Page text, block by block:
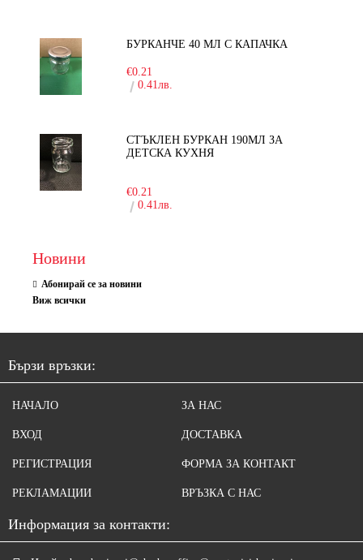
БУРКАНЧЕ 40 МЛ С КАПАЧКА
€0.21
0.41лв.
СТЪКЛЕН БУРКАН 190МЛ ЗА
ДЕТСКА КУХНЯ
€0.21
0.41лв.
Новини
Абонирай се за новини
Виж всички
Бързи връзки:
НАЧАЛО
ВХОД
РЕГИСТРАЦИЯ
РЕКЛАМАЦИИ
ЗА НАС
ДОСТАВКА
ФОРМА ЗА КОНТАКТ
ВРЪЗКА С НАС
Информация за контакти: